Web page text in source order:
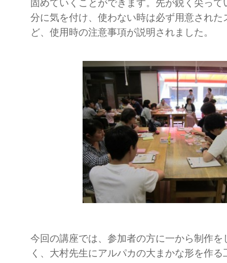
固めていくことができます。先が鋭く尖っ
分に気を付け、使わない時は必ず用意され
ど、使用時の注意事項が説明されました。
今回の講座では、参加者の方に一から制作
く、大村先生にアルパカの大まかな形を作